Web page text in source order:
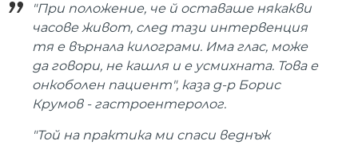
"При положение, че й оставаше някакви
часове живот, след тази интервенция
тя е върнала килограми. Има глас, може
да говори, не кашля и е усмихната. Това е
онкоболен пациент", каза д-р Борис
Крумов - гастроентеролог.
"Той на практика ми спаси веднъж